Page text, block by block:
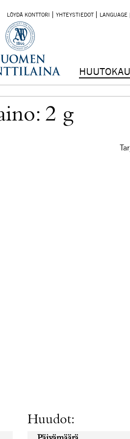
LÖYDÄ KONTTORI YHTEYSTIEDOT LANGUAGE
2 g
Huudot: